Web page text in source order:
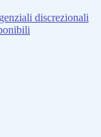
discrezionali